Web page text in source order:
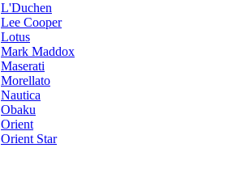
L'Duchen
Lee Cooper
Lotus
Mark Maddox
Maserati
Morellato
Nautica
Obaku
Orient
Orient Star